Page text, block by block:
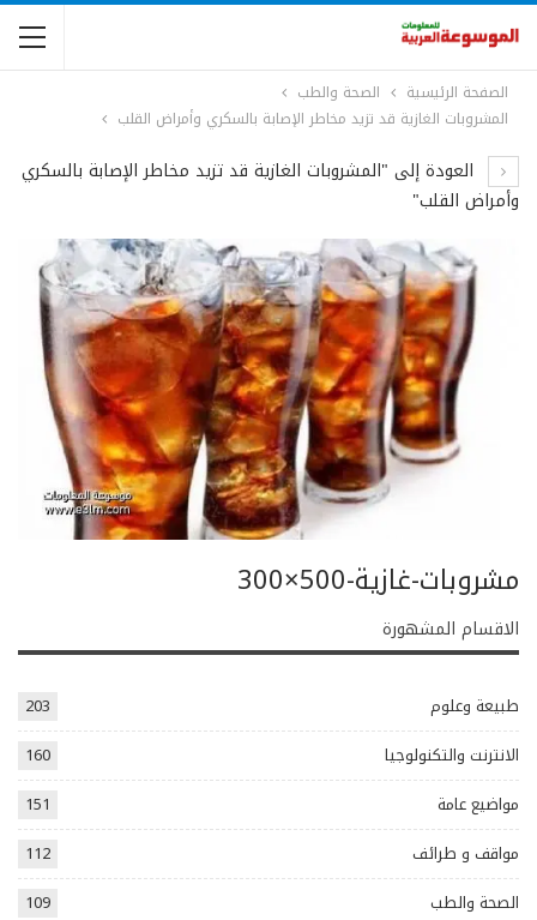
الصفحة الرئيسية
الصحة والطب
المشروبات الغازية قد تزيد مخاطر الإصابة بالسكري وأمراض القلب
العودة إلى "المشروبات الغازية قد تزيد مخاطر الإصابة بالسكري
وأمراض القلب"
مشروبات-غازية-500×300
الاقسام المشهورة
طبيعة وعلوم
203
الانترنت والتكنولوجيا
160
مواضيع عامة
151
مواقف و طرائف
112
الصحة والطب
109